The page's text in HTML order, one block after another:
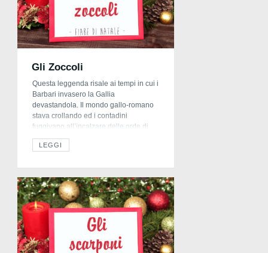
Gli Zoccoli
Questa leggenda risale ai tempi in cui i
Barbari invasero la Gallia
devastandola. Il mondo gallo-romano
stava crollando ed i contadini
fuggivano all’incalzare delle orde di
Attila e di Genserico. Fra i contadini in
fuga c’erano anche San Crispino e
tremanti di freddo e di fame, essi
bussarono alla […]
LEGGI